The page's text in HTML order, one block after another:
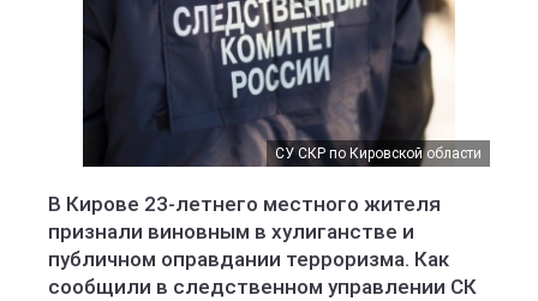
СУ СКР по Кировской области
В Кирове 23-летнего местного жителя
признали виновным в хулиганстве и
публичном оправдании терроризма. Как
сообщили в следственном управлении СК